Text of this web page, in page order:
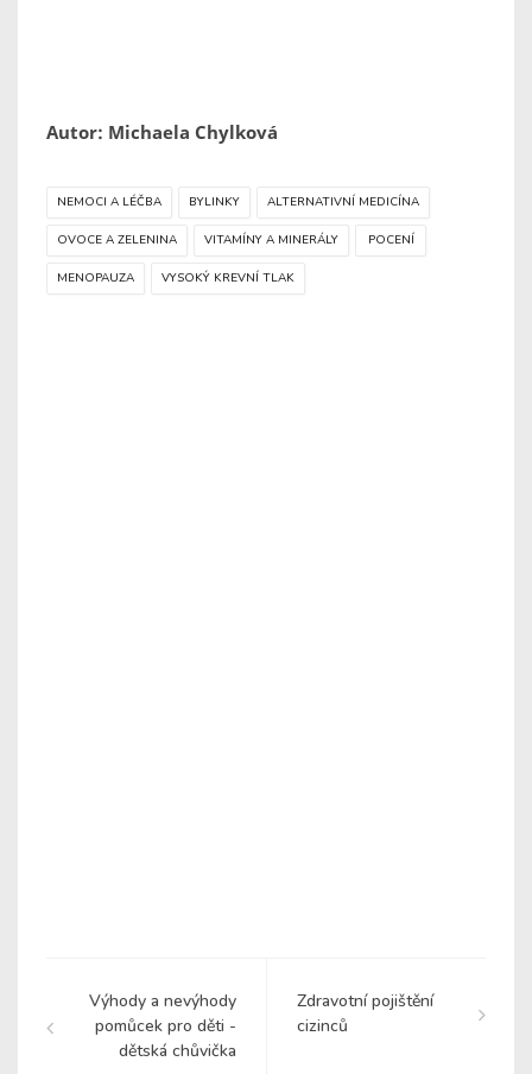
Autor: Michaela Chylková
NEMOCI A LÉČBA BYLINKY ALTERNATIVNÍ MEDICÍNA
OVOCE A ZELENINA VITAMÍNY A MINERÁLY POCENÍ
MENOPAUZA VYSOKÝ KREVNÍ TLAK
Výhody a nevýhody
pomůcek pro děti -
dětská chůvička
Zdravotní pojištění
cizinců